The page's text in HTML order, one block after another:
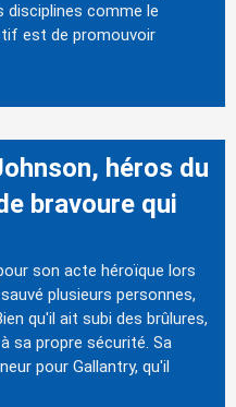
disciplines comme le
est de promouvoir
héros du
bravoure qui
son acte héroïque lors
plusieurs personnes,
qu'il ait subi des brûlures,
sa propre sécurité. Sa
pour Gallantry, qu'il